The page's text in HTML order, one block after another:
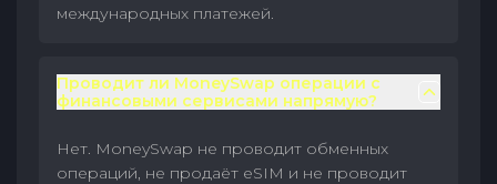
международных платежей.
Проводит ли MoneySwap операции с
финансовыми сервисами напрямую?
Нет. MoneySwap не проводит обменных
операций, не продаёт eSIM и не проводит